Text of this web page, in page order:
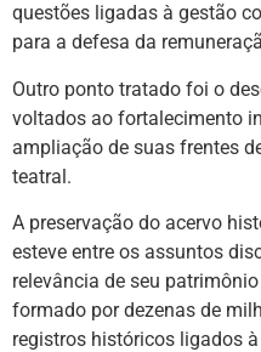
questões ligadas à gestão
para a defesa da
Outro ponto tratado foi o
voltados ao fortalecimento
ampliação de suas frentes
teatral.
A preservação do acervo
esteve entre os assuntos
relevância de seu
formado por dezenas de
registros históricos ligados